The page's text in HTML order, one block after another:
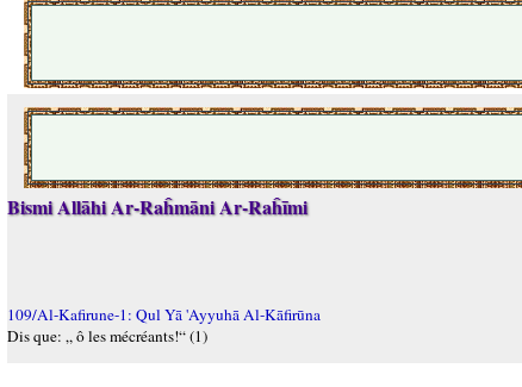
Bismi Allāhi Ar-Raĥmāni Ar-Raĥīmi
109/Al-Kafirune-1: Qul Yā 'Ayyuhā Al-Kāfirūna
Dis que: „ ô les mécréants!“ (1)